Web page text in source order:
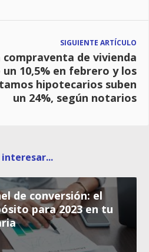
SIGUIENTE ARTÍCULO
compraventa de vivienda
un 10,5% en febrero y los
hipotecarios suben
un 24%, según notarios
de conversión: el
para 2023 en tu